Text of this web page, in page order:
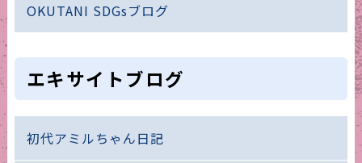
OKUTANI SDGsブログ
エキサイトブログ
初代アミルちゃん日記